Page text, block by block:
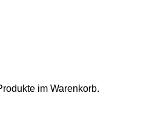
im Warenkorb.